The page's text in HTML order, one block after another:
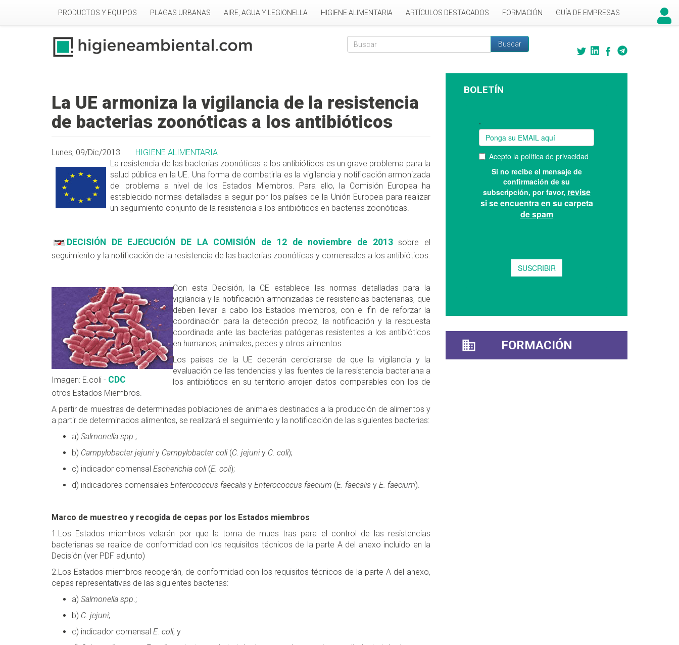
PRODUCTOS Y EQUIPOS PLAGAS URBANAS AIRE, AGUA Y LEGIONELLA HIGIENE ALIMENTARIA ARTÍCULOS DESTACADOS FORMACIÓN GUÍA DE EMPRESAS
Formulario de búsqueda
Buscar
La UE armoniza la vigilancia de la resistencia
de bacterias zoonóticas a los antibióticos
Lunes, 09/Dic/2013
HIGIENE ALIMENTARIA
La resistencia de las bacterias zoonóticas a los antibióticos es un grave problema para la
salud pública en la UE. Una forma de combatirla es la vigilancia y notificación armonizada
del problema a nivel de los Estados Miembros. Para ello, la Comisión Europea ha
establecido normas detalladas a seguir por los países de la Unión Europea para realizar
un seguimiento conjunto de la resistencia a los antibióticos en bacterias zoonóticas.
DECISIÓN DE EJECUCIÓN DE LA COMISIÓN de 12 de noviembre de 2013sobre el
seguimiento y la notificación de la resistencia de las bacterias zoonóticas y comensales a los antibióticos.
Imagen: E.coli - CDC
Con esta Decisión, la CE establece las normas detalladas para la
vigilancia y la notificación armonizadas de resistencias bacteria­nas, que
deben llevar a cabo los Estados miembros, con el fin de reforzar la
coordinación para la detección precoz, la notificación y la respuesta
coordinada ante las bacterias patógenas re­sistentes a los antibióticos
en humanos, animales, peces y otros alimentos.
Los países de la UE deberán cerciorarse de que la vigilancia y la
evaluación de las tendencias y las fuentes de la resistencia bacteriana a
los antibióticos en su territorio arrojen datos comparables con los de
otros Estados Miembros.
A partir de muestras de determinadas poblaciones de animales destinados a la producción de alimentos y
a partir de determi­nados alimentos, se realizará el seguimiento y la notificación de las siguientes bacterias:
a) Salmonella spp.;
b) Campylobacter jejuniy Campylobacter coli(C. jejuniy C. coli);
c) indicador comensal Escherichia coli(E. coli);
d) indicadores comensales Enterococcus faecalis y Enterococcus fae­cium (E. faecalis y E. faecium).
Marco de muestreo y recogida de cepas por los Estados miembros
1.Los Estados miembros velarán por que la toma de mues­ tras para el control de las resistencias
bacterianas se realice de conformidad con los requisitos técnicos de la parte A del anexo incluido en la
Decisión (ver PDF adjunto)
2.Los Estados miembros recogerán, de conformidad con los requisitos técnicos de la parte A del anexo,
cepas representativas de las siguientes bacterias:
a) Salmonella spp.;
b) C. jejuni;
c) indicador comensal E. coli, y
BOLETÍN
FORMACIÓN